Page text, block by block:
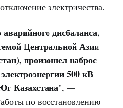
электричества.
дисбаланса,
Центральной Азии
произошел наброс
500 кВ
Казахстана", —
по восстановлению